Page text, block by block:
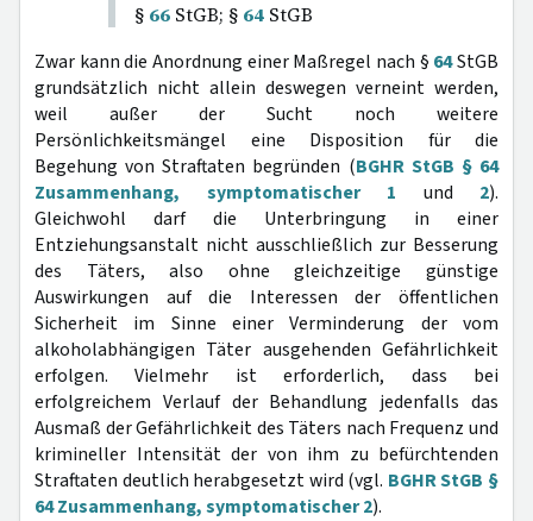
§ 66 StGB; § 64 StGB
Zwar kann die Anordnung einer Maßregel nach § 64StGB
grundsätzlich nicht allein deswegen verneint werden,
weil außer der Sucht noch weitere
Persönlichkeitsmängel eine Disposition für die
Begehung von Straftaten begründen (BGHR StGB § 64
Zusammenhang, symptomatischer 1 und 2).
Gleichwohl darf die Unterbringung in einer
Entziehungsanstalt nicht ausschließlich zur Besserung
des Täters, also ohne gleichzeitige günstige
Auswirkungen auf die Interessen der öffentlichen
Sicherheit im Sinne einer Verminderung der vom
alkoholabhängigen Täter ausgehenden Gefährlichkeit
erfolgen. Vielmehr ist erforderlich, dass bei
erfolgreichem Verlauf der Behandlung jedenfalls das
Ausmaß der Gefährlichkeit des Täters nach Frequenz und
krimineller Intensität der von ihm zu befürchtenden
Straftaten deutlich herabgesetzt wird (vgl. BGHR StGB §
64 Zusammenhang, symptomatischer 2).